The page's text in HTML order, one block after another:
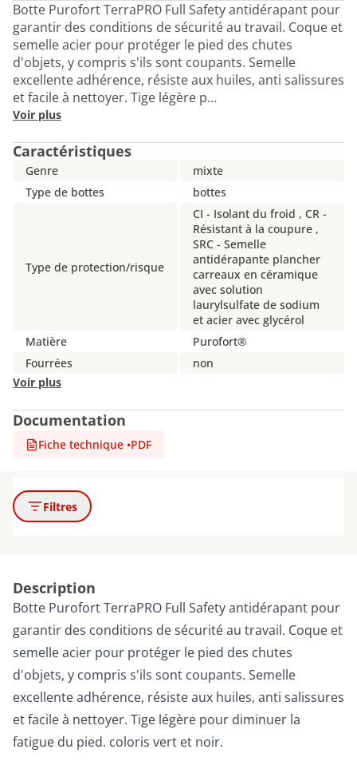
Botte Purofort TerraPRO Full Safety antidérapant pour
garantir des conditions de sécurité au travail. Coque et
semelle acier pour protéger le pied des chutes
d'objets, y compris s'ils sont coupants. Semelle
excellente adhérence, résiste aux huiles, anti salissures
et facile à nettoyer. Tige légère p…
Voir plus
Caractéristiques
Genre
mixte
Type de bottes
bottes
Type de protection/risque
CI - Isolant du froid , CR -
Résistant à la coupure ,
SRC - Semelle
antidérapante plancher
carreaux en céramique
avec solution
laurylsulfate de sodium
et acier avec glycérol
Matière
Purofort®
Fourrées
non
Voir plus
Documentation
Fiche technique •PDF
Filtres
Description
Botte Purofort TerraPRO Full Safety antidérapant pour
garantir des conditions de sécurité au travail. Coque et
semelle acier pour protéger le pied des chutes
d'objets, y compris s'ils sont coupants. Semelle
excellente adhérence, résiste aux huiles, anti salissures
et facile à nettoyer. Tige légère pour diminuer la
fatigue du pied. coloris vert et noir.